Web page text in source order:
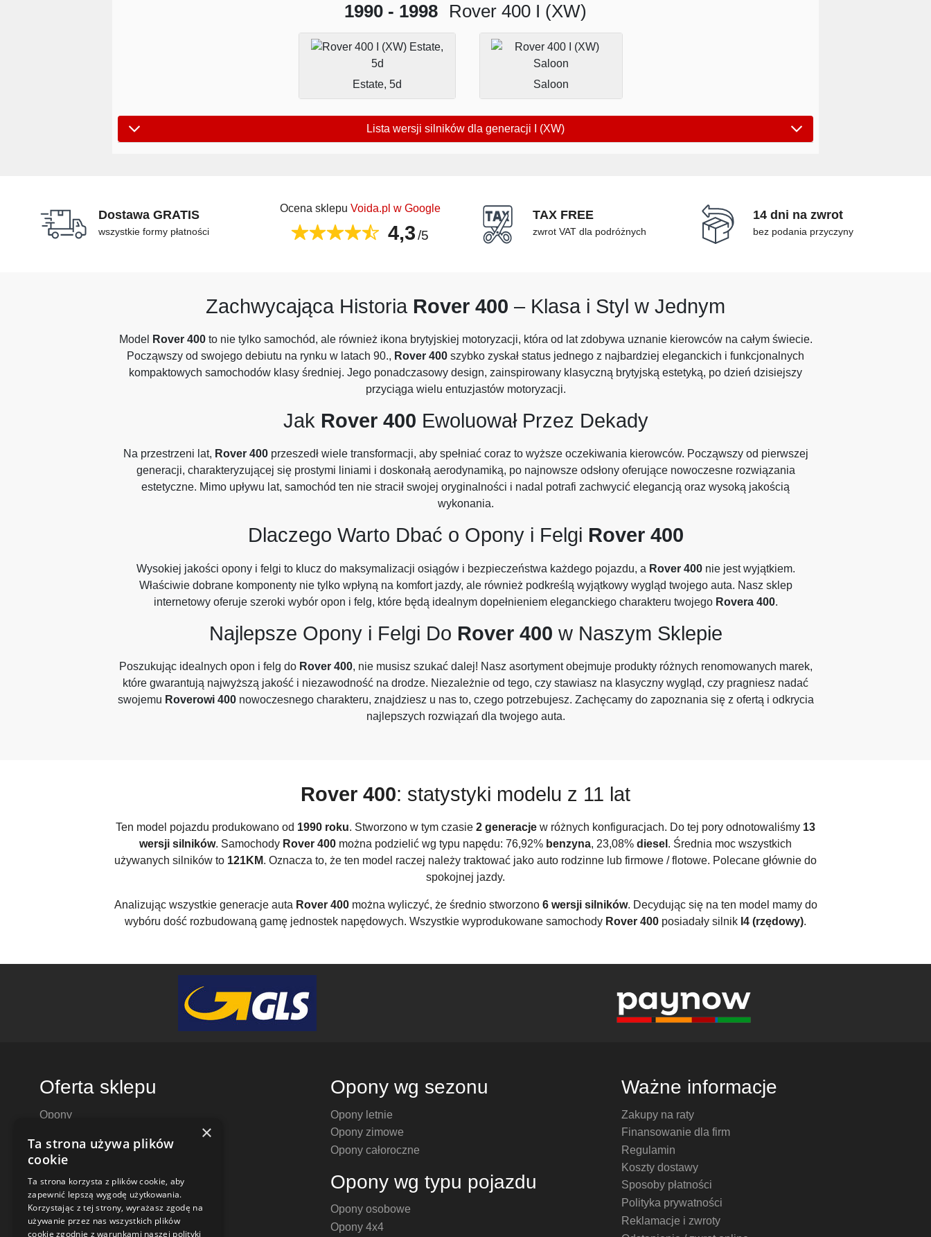
1990 - 1998 Rover 400 I (XW)
Estate, 5d Saloon
Lista wersji silników dla generacji I (XW)
Dostawa GRATIS
wszystkie formy płatności
Ocena sklepu Voida.pl w Google
4,3/5
TAX FREE
zwrot VAT dla podróżnych
14 dni na zwrot
bez podania przyczyny
Zachwycająca Historia Rover 400 – Klasa i Styl w Jednym
Model Rover 400to nie tylko samochód, ale również ikona brytyjskiej motoryzacji, która od lat zdobywa uznanie kierowców na całym świecie.
Począwszy od swojego debiutu na rynku w latach 90., Rover 400 szybko zyskał status jednego z najbardziej eleganckich i funkcjonalnych
kompaktowych samochodów klasy średniej. Jego ponadczasowy design, zainspirowany klasyczną brytyjską estetyką, po dzień dzisiejszy
przyciąga wielu entuzjastów motoryzacji.
Jak Rover 400 Ewoluował Przez Dekady
Na przestrzeni lat, Rover 400przeszedł wiele transformacji, aby spełniać coraz to wyższe oczekiwania kierowców. Począwszy od pierwszej
generacji, charakteryzującej się prostymi liniami i doskonałą aerodynamiką, po najnowsze odsłony oferujące nowoczesne rozwiązania
estetyczne. Mimo upływu lat, samochód ten nie stracił swojej oryginalności i nadal potrafi zachwycić elegancją oraz wysoką jakością
wykonania.
Dlaczego Warto Dbać o Opony i Felgi Rover 400
Wysokiej jakości opony i felgi to klucz do maksymalizacji osiągów i bezpieczeństwa każdego pojazdu, a Rover 400nie jest wyjątkiem.
Właściwie dobrane komponenty nie tylko wpłyną na komfort jazdy, ale również podkreślą wyjątkowy wygląd twojego auta. Nasz sklep
internetowy oferuje szeroki wybór opon i felg, które będą idealnym dopełnieniem eleganckiego charakteru twojego Rovera 400.
Najlepsze Opony i Felgi Do Rover 400 w Naszym Sklepie
Poszukując idealnych opon i felg do Rover 400, nie musisz szukać dalej! Nasz asortyment obejmuje produkty różnych renomowanych marek,
które gwarantują najwyższą jakość i niezawodność na drodze. Niezależnie od tego, czy stawiasz na klasyczny wygląd, czy pragniesz nadać
swojemu Roverowi 400nowoczesnego charakteru, znajdziesz u nas to, czego potrzebujesz. Zachęcamy do zapoznania się z ofertą i odkrycia
najlepszych rozwiązań dla twojego auta.
Rover 400: statystyki modelu z 11 lat
Ten model pojazdu produkowano od 1990 roku. Stworzono w tym czasie 2 generacje w różnych konfiguracjach. Do tej pory odnotowaliśmy 13
wersji silników. Samochody Rover 400 można podzielić wg typu napędu: 76,92% benzyna, 23,08% diesel . Średnia moc wszystkich
używanych silników to 121KM. Oznacza to, że ten model raczej należy traktować jako auto rodzinne lub firmowe / flotowe. Polecane głównie do
spokojnej jazdy.
Analizując wszystkie generacje auta Rover 400można wyliczyć, że średnio stworzono 6 wersji silników. Decydując się na ten model mamy do
wybóru dość rozbudowaną gamę jednostek napędowych. Wszystkie wyprodukowane samochody Rover 400 posiadały silnik I4 (rzędowy).
Oferta sklepu
Opony
Felgi stalowe
Alufelgi
Komplety kół
Dętki motocyklowe i do skuterów
Czujniki ciśnienia TPMS
Opony wg sezonu
Opony letnie
Opony zimowe
Opony całoroczne
Opony wg typu pojazdu
Opony osobowe
Opony 4x4
Ważne informacje
Zakupy na raty
Finansowanie dla firm
Regulamin
Koszty dostawy
Sposoby płatności
Polityka prywatności
Reklamacje i zwroty
×
Ta strona używa plików
cookie
Ta strona korzysta z plików cookie, aby
zapewnić lepszą wygodę użytkowania.
Korzystając z tej strony, wyrażasz zgodę na
używanie przez nas wszystkich plików
cookie zgodnie z warunkami naszej polityki